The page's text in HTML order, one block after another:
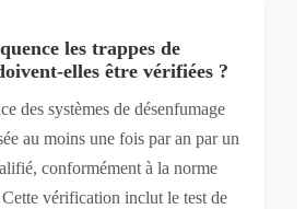
les trappes de
elles être vérifiées ?
des systèmes de désenfumage
au moins une fois par an par un
conformément à la norme
vérification inclut le test de